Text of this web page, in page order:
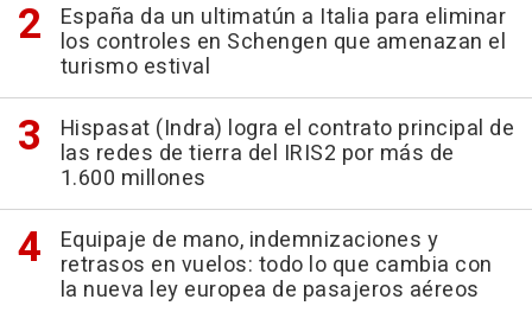
España da un ultimatún a Italia para eliminar
los controles en Schengen que amenazan el
turismo estival
Hispasat (Indra) logra el contrato principal de
las redes de tierra del IRIS2 por más de
1.600 millones
Equipaje de mano, indemnizaciones y
retrasos en vuelos: todo lo que cambia con
la nueva ley europea de pasajeros aéreos